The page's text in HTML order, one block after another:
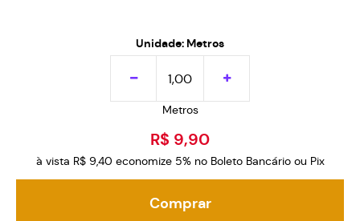
Unidade: Metros
Metros
R$ 9,90
à vista R$ 9,40 economize 5% no Boleto Bancário ou Pix
Comprar